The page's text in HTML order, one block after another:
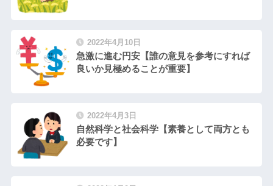
2022年4月10日
急激に進む円安【誰の意見を参考にすれば
良いか見極めることが重要】
2022年4月3日
自然科学と社会科学【素養として両方とも
必要です】